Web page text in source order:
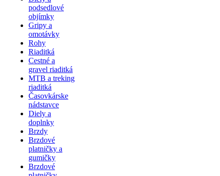
podsedlové
objímky
Gripy a
omotávky
Rohy
Riaditká
Cestné a
gravel riaditká
MTB a treking
riaditká
Časovkárske
nádstavce
Diely a
doplnky
Brzdy
Brzdové
platničky a
gumičky
Brzdové